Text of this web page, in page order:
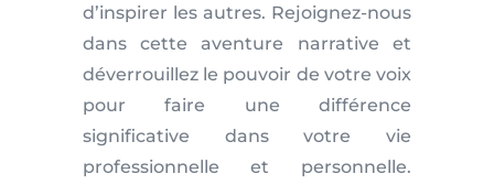
d’inspirer les autres. Rejoignez-nous
dans cette aventure narrative et
déverrouillez le pouvoir de votre voix
pour faire une différence
significative dans votre vie
professionnelle et personnelle.